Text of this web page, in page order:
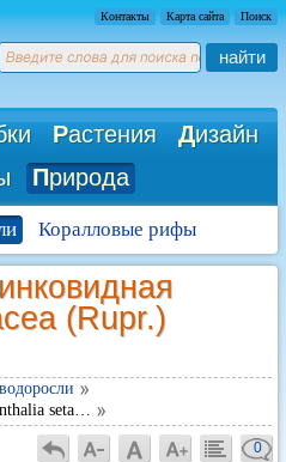
Контакты Карта сайта Поиск
найти
Растения Дизайн
Природа
Коралловые рифы
(Rupr.)
seta…
0